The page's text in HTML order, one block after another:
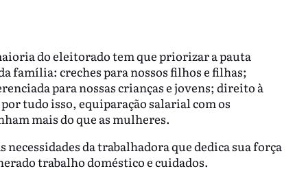
do eleitorado tem que priorizar a pauta
família: creches para nossos filhos e filhas;
para nossas crianças e jovens; direito à
tudo isso, equiparação salarial com os
mais do que as mulheres.
da trabalhadora que dedica sua força
trabalho doméstico e cuidados.